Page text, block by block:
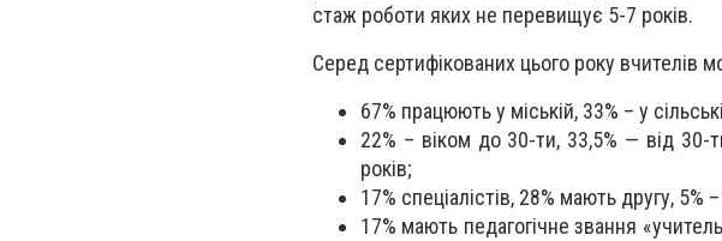
стаж роботи яких не перевищує 5-7 років.
Серед сертифікованих цього року вчителів
67% працюють у міській, 33% – у
22% – віком до 30-ти, 33,5% — від
років;
17% спеціалістів, 28% мають другу, 5%
17% мають педагогічне звання